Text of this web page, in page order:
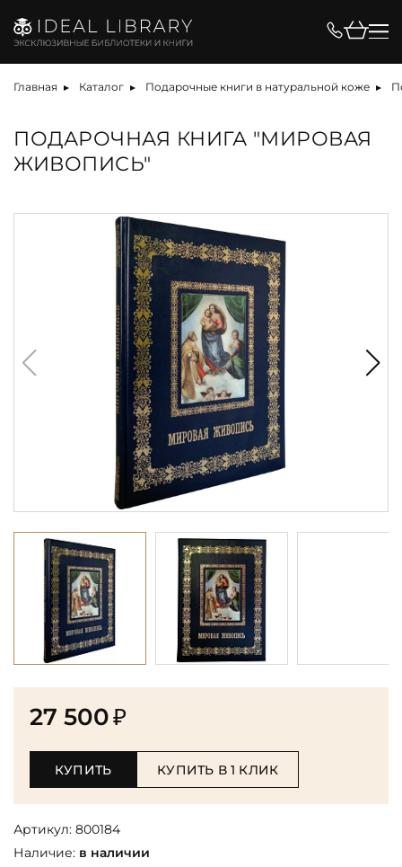
Главная Каталог Подарочные книги в натуральной коже
ПОДАРОЧНАЯ КНИГА "МИРОВАЯ
ЖИВОПИСЬ"
27 500₽
КУПИТЬ КУПИТЬ В 1 КЛИК
Артикул: 800184
Наличие: в наличии